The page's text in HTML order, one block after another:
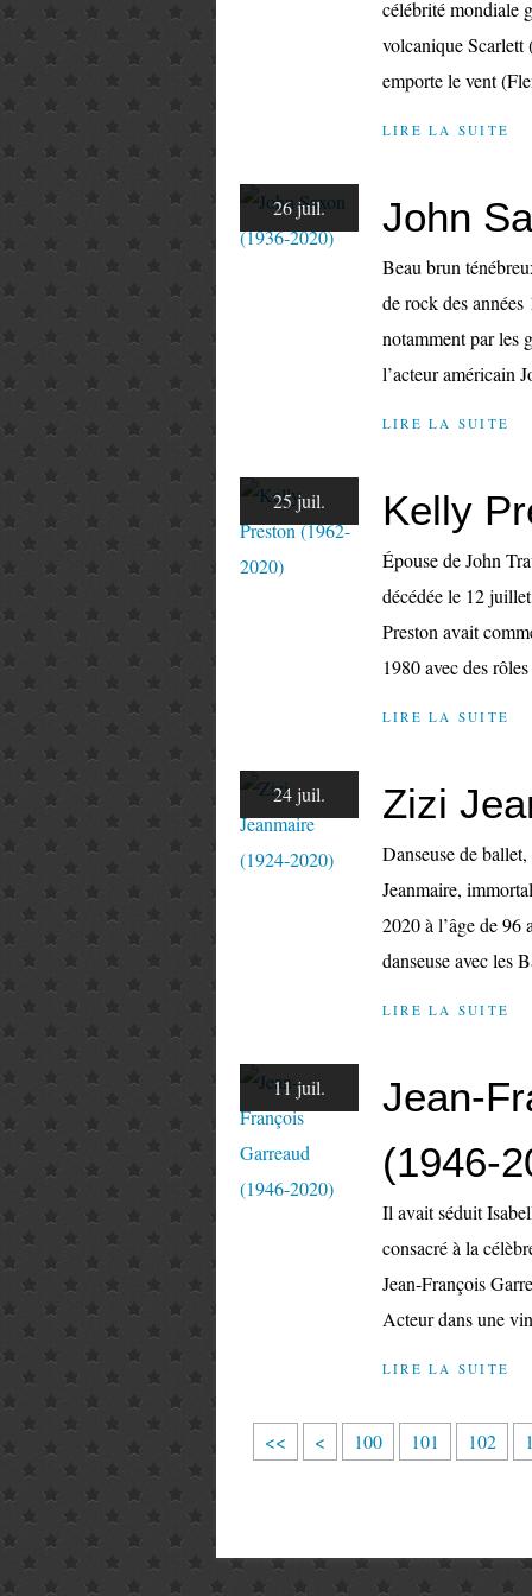
célébrité mondiale
volcanique
emporte le vent
LIRE LA SUITE
26 juil. John
Beau brun
de rock des
notamment par les
l’acteur américain
LIRE LA SUITE
25 juil. Kelly
Épouse de John
décédée le 12
Preston avait
1980 avec des
LIRE LA SUITE
24 juil. Zizi
Danseuse de
Jeanmaire,
2020 à l’âge de 96
danseuse avec les
LIRE LA SUITE
11 juil.
Jean-
(1946-
Il avait séduit
consacré à la
Jean-François
Acteur dans une
LIRE LA SUITE
<< < 100 101 102